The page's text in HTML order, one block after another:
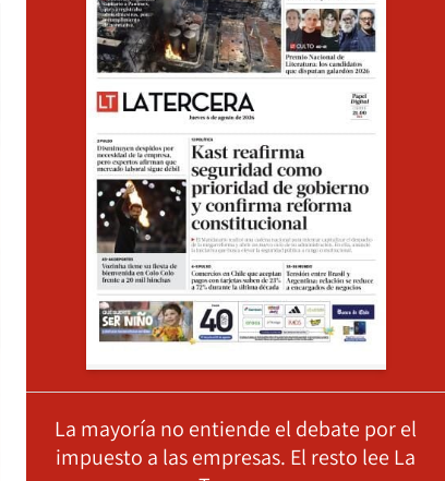
La mayoría no entiende el debate por el
impuesto a las empresas. El resto lee La